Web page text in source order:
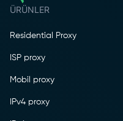
ÜRÜNLER
Residential Proxy
ISP proxy
Mobil proxy
IPv4 proxy